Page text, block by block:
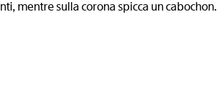
mentre sulla corona spicca un cabochon.